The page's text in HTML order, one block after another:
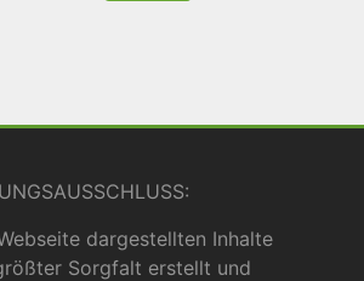
dargestellten Inhalte
Sorgfalt erstellt und